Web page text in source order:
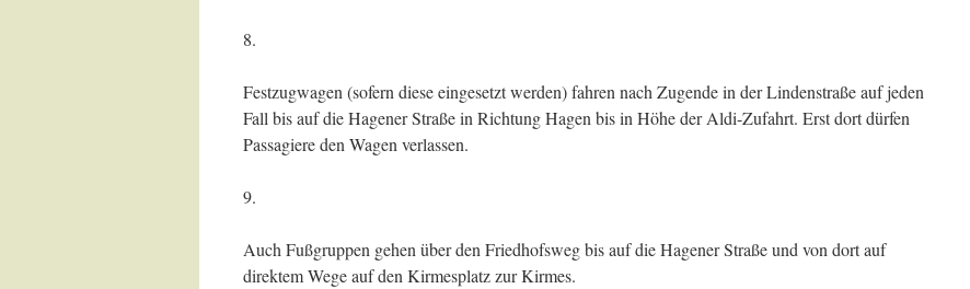
8.
Festzugwagen (sofern diese eingesetzt werden) fahren nach Zugende in der Lindenstraße auf jeden
Fall bis auf die Hagener Straße in Richtung Hagen bis in Höhe der Aldi-Zufahrt. Erst dort dürfen
Passagiere den Wagen verlassen.
9.
Auch Fußgruppen gehen über den Friedhofsweg bis auf die Hagener Straße und von dort auf
direktem Wege auf den Kirmesplatz zur Kirmes.